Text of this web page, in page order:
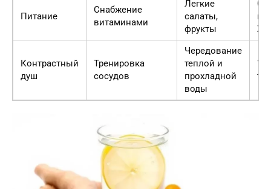
Питание
Снабжение
витаминами
Легкие
салаты,
фрукты
Контрастный
душ
Тренировка
сосудов
Чередование
теплой и
прохладной
воды